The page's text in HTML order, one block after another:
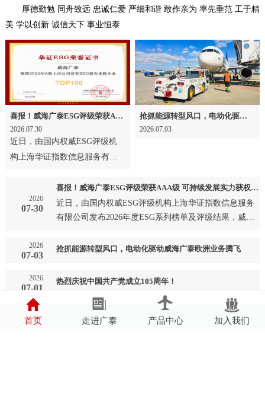
厚德勤勉 同舟致远 忠诚仁爱 严细和谐 敢作亲为 率先垂范 工于精
美 学以创新 诚信天下 事业恒泰
喜报！威海广泰ESG评级荣获AAA级 可持续发展实力获权威认可
2026.07.30
近日，由国内权威ESG评级机
构上海华证指数信息服务有限
单及评级结果，威海广泰成
功…
抢抓能源转型风口，电动化驱动威海广泰欧洲业务腾飞
2026.07.03
2026
07-30
喜报！威海广泰ESG评级荣获AAA级 可持续发展实力获权威认可
近日，由国内权威ESG评级机构上海华证指数信息服务
有限公司发布2026年度ESG系列榜单及评级结果，威海
2026
07-03
抢抓能源转型风口，电动化驱动威海广泰欧洲业务腾飞
2026
07-01
热烈庆祝中国共产党成立105周年！
本站部分图片和内容来源于网络，版权归原作者或原公司所有，如果您认为
首页 走进广泰 产品中心 加入我们